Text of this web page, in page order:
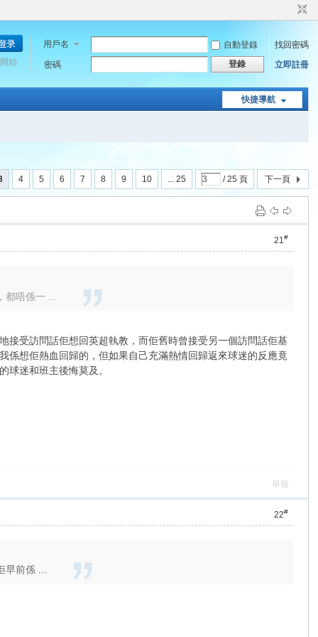
用戶名 自動登錄
找回密碼
密碼
登錄 立即註冊
始
快捷導航
4 5 6 7 8 9 10 ... 25 / 25 頁 下一頁
21#
唔係一 ...
接受訪問話佢想回英超執教，而佢舊時曾接受另一個訪問話佢基
係想佢熱血回歸的，但如果自己充滿熱情回歸返來球迷的反應竟
球迷和班主後悔莫及。
舉報
22#
前係 ...